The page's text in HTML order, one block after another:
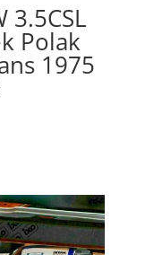
3.5CSL
Polak
1975